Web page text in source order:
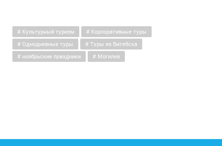
Культурный туризм
Корпоративные туры
Однодневные туры
Туры из Витебска
ноябрьские праздники
Могилев